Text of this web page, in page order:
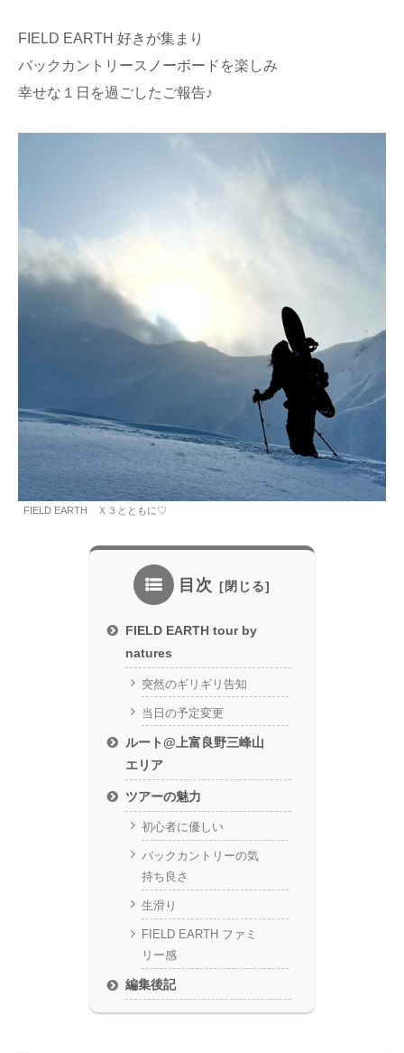
FIELD EARTH 好きが集まり
バックカントリースノーボードを楽しみ
幸せな１日を過ごしたご報告♪
FIELD EARTH Ｘ３とともに♡
目次
FIELD EARTH tour by
natures
突然のギリギリ告知
当日の予定変更
ルート@上富良野三峰山
エリア
ツアーの魅力
初心者に優しい
バックカントリーの気
持ち良さ
生滑り
FIELD EARTH ファミ
リー感
編集後記